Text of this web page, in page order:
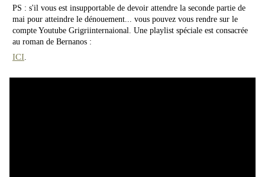
PS : s'il vous est insupportable de devoir attendre la seconde partie de
mai pour atteindre le dénouement... vous pouvez vous rendre sur le
compte Youtube Grigriinternaional. Une playlist spéciale est consacrée
au roman de Bernanos :
ICI.